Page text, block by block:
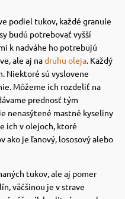
podiel tukov, každé granule
budú potrebovať vyšší
k nadváhe ho potrebujú
ale aj nadruhu oleja. Každý
Niektoré sú vyslovene
Môžeme ich rozdeliť na
prednosť tým
nenasýtené mastné kyseliny
ich v olejoch, ktoré
ako je ľanový, lososový alebo
tukov, ale aj pomer
väčšinou je v strave